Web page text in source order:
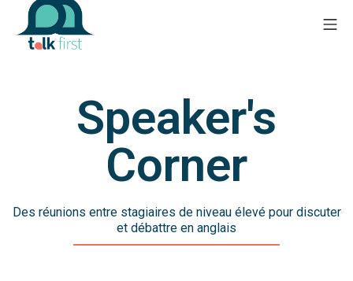
Speaker's
Corner
Des réunions entre stagiaires de niveau élevé pour discuter
et débattre en anglais